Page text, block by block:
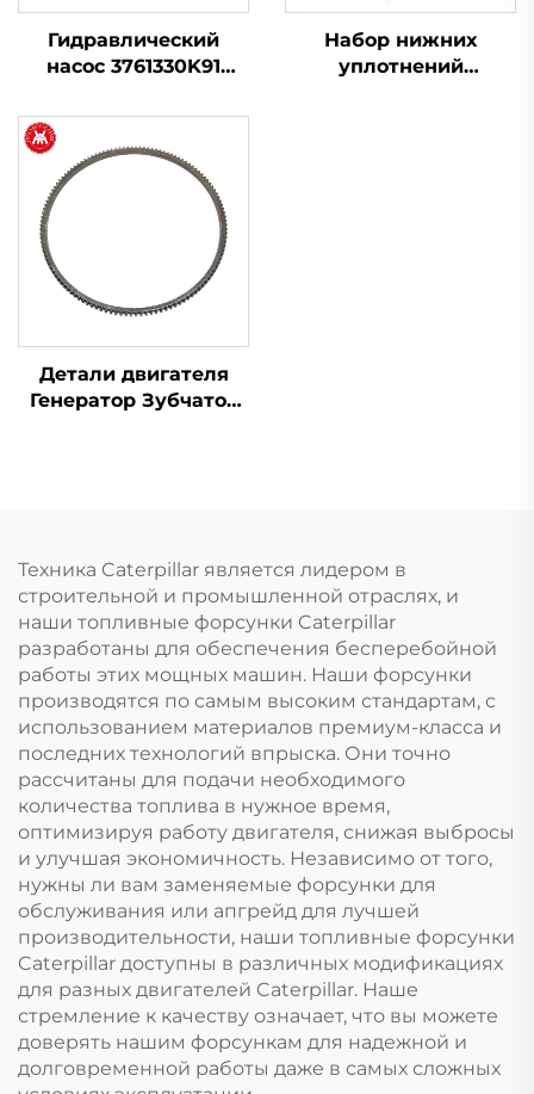
Гидравлический
насос 3761330K91
трактора Massey
Ferguson
Набор нижних
уплотнений
Детали двигателя
Генератор Зубчатое
Техника Caterpillar является лидером в
строительной и промышленной отраслях, и
наши топливные форсунки Caterpillar
разработаны для обеспечения бесперебойной
работы этих мощных машин. Наши форсунки
производятся по самым высоким стандартам, с
использованием материалов премиум-класса и
последних технологий впрыска. Они точно
рассчитаны для подачи необходимого
количества топлива в нужное время,
оптимизируя работу двигателя, снижая выбросы
и улучшая экономичность. Независимо от того,
нужны ли вам заменяемые форсунки для
обслуживания или апгрейд для лучшей
производительности, наши топливные форсунки
Caterpillar доступны в различных модификациях
для разных двигателей Caterpillar. Наше
стремление к качеству означает, что вы можете
доверять нашим форсункам для надежной и
долговременной работы даже в самых сложных